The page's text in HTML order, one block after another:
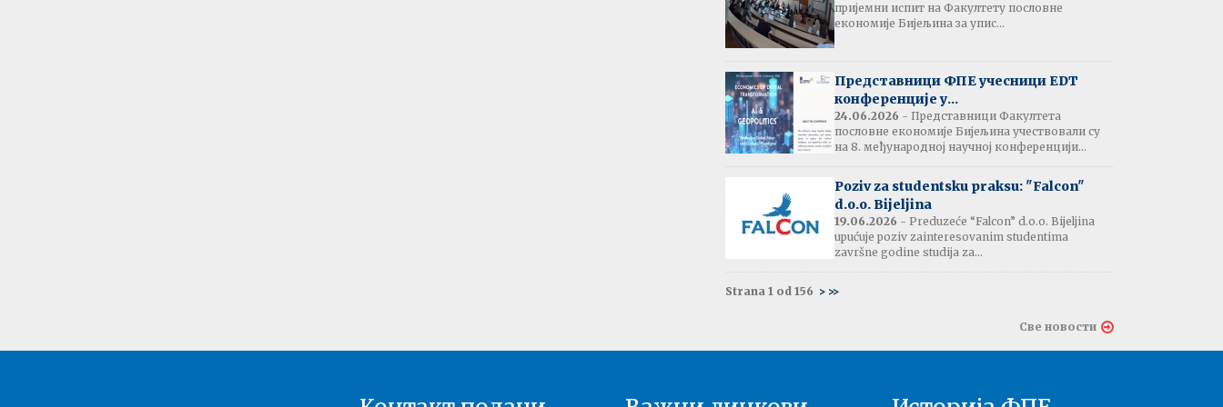
Обавјештење:
Издавање потврда
прије љетне паузе
Резултати испита:
Монетарна економија
Резултати испита и
термин усменог испита:
Енглески језик 2
Друга година - 03.07.2026
Енглески језик 1
пријемни испит на Факултету пословне
економије Бијељина за упис...
Представници ФПЕ учесници EDT
конференције у...
24.06.2026 - Представници Факултета
пословне економије Бијељина учествовали су
на 8. међународној научној конференцији...
Poziv za studentsku praksu: "Falcon"
d.o.o. Bijeljina
19.06.2026 - Preduzeće “Falcon” d.o.o. Bijeljina
upućuje poziv zainteresovanim studentima
završne godine studija za...
Strana 1 od 156 > >>
Све новости